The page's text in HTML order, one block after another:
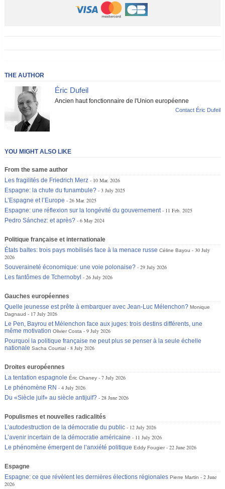
THE AUTHOR
Éric Dufeil
Ancien haut fonctionnaire de l'Union européenne
Contact Éric Dufeil
YOU MIGHT ALSO LIKE
From the same author
Les fragilités de Friedrich Merz
10 Mar. 2026
Espagne: la chute du funambule?
3 July 2025
L’Espagne et l’Europe
26 Mar. 2025
Espagne: une réflexion sur la longévité du gouvernement
11 Feb. 2025
Pedro Sánchez: et après?
6 May 2024
Politique française et internationale
États baltes: trois pays mobilisés face à la menace russe Céline Bayou
30 July
2026
Souveraineté économique: une voie polonaise?
29 July 2026
Les fantômes de Tchernobyl
26 July 2026
Gauches européennes
Quelle jeunesse est prête à embarquer avec Jean-Luc Mélenchon? Monique
Dagnaud
17 July 2026
Le Pen, Bayrou et Mélenchon face aux juges: trois destins différents, une
même motivation Olivier Costa
9 July 2026
Pourquoi la politique française ne peut plus se penser à la seule échelle
nationale Sacha Courtial 8 July 2026
Droites européennes
La tentation espagnole Éric Chaney
7 July 2026
Le phénomène RN
4 July 2026
Du «Siècle juif» au siècle antijuif?
28 June 2026
Populismes et nouvelles radicalités
L’autodestruction de la démocratie du public
12 July 2026
L’avenir incertain de la démocratie américaine
11 July 2026
Le phénomène émergent de l’anxiété politique Eddy Fougier 22 June 2026
Espagne
Espagne: ce que révèlent les dernières élections régionales Pierre Martin
2 June
2026